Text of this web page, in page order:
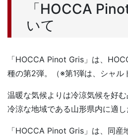
「HOCCA
いて
「HOCCA Pinot Gris」は、
種の第2弾。（※第1弾は、シャル
温暖な気候よりは冷涼気候を好む
冷涼な地域である山形県内に適し
「HOCCA Pinot Gris」は、同産